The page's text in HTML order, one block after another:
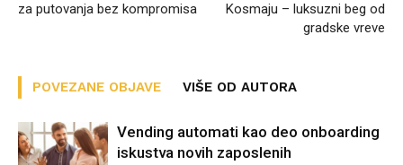
za putovanja bez kompromisa
Kosmaju – luksuzni beg od
gradske vreve
POVEZANE OBJAVE VIŠE OD AUTORA
Vending automati kao deo onboarding
iskustva novih zaposlenih